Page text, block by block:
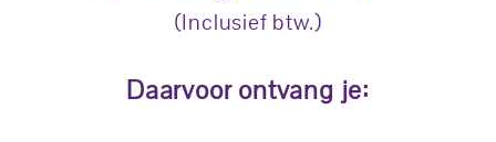
(Inclusief btw.)
Daarvoor ontvang je: